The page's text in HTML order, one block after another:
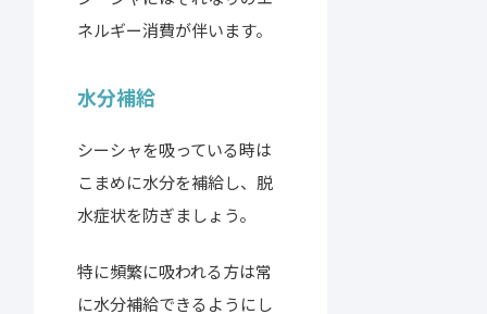
ネルギー消費が伴います。
水分補給
シーシャを吸っている時は
こまめに水分を補給し、脱
水症状を防ぎましょう。
特に頻繁に吸われる方は常
に水分補給できるようにし